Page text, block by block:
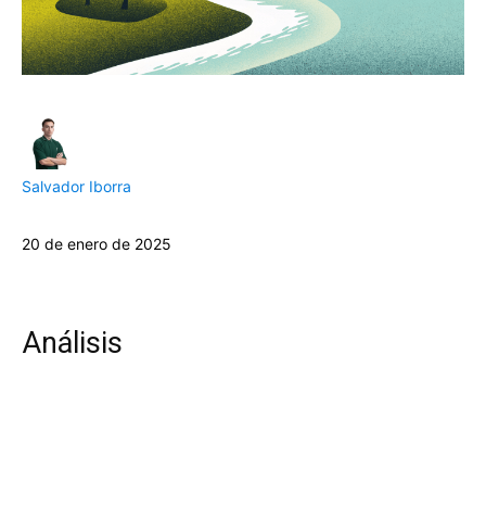
Salvador Iborra
20 de enero de 2025
Análisis